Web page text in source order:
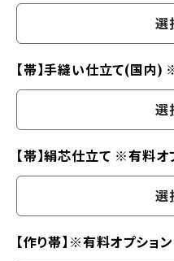
選
【帯】手縫い仕立て(国内)
選
【帯】絹芯仕立て ※有料オ
選
【作り帯】※有料オプション